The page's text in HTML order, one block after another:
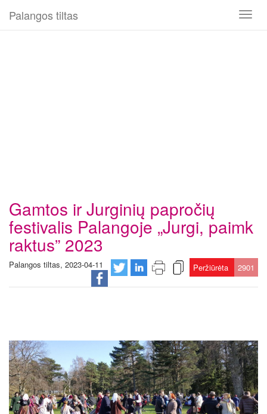
Toggle
Palangos tiltas
Gamtos ir Jurginių papročių
festivalis Palangoje „Jurgi, paimk
raktus” 2023
Palangos tiltas, 2023-04-11 Peržiūrėta 2901